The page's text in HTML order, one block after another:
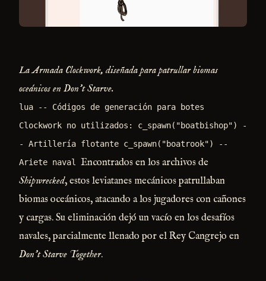
La Armada Clockwork, diseñada para patrullar biomas
oceánicos en Don't Starve.
lua -- Códigos de generación para botes
Clockwork no utilizados: c_spawn("boatbishop") -
- Artillería flotante c_spawn("boatrook") --
Ariete naval Encontrados en los archivos de
Shipwrecked, estos leviatanes mecánicos patrullaban
biomas oceánicos, atacando a los jugadores con cañones
y cargas. Su eliminación dejó un vacío en los desafíos
navales, parcialmente llenado por el Rey Cangrejo en
Don’t Starve Together.